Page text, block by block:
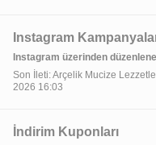
Instagram
Instagram üzerinden
Son İleti: Arçelik Mucize
2026 16:03
İndirim Kuponları